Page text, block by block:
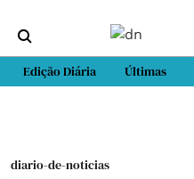
Edição Diária Últimas
diario-de-noticias